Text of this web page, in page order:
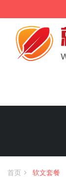
首页 软文套餐